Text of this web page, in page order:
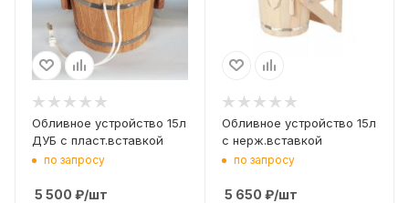
Обливное устройство 15л
ДУБ с пласт.вставкой
по запросу
5 500 ₽/шт
Обливное устройство 15л
с нерж.вставкой
по запросу
5 650 ₽/шт